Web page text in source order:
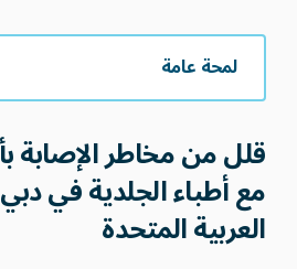
لمحة عامة
قلل من مخاطر الإصابة
مع أطباء الجلدية في
العربية المتحدة